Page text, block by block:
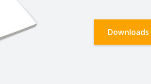
Downloads